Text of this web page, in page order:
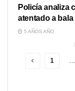
Policía analiza
atentado a
5 AÑOS AÑO
1 …